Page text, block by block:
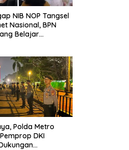
NIB NOP Tangsel
Nasional, BPN
Belajar
Polda Metro
DKI